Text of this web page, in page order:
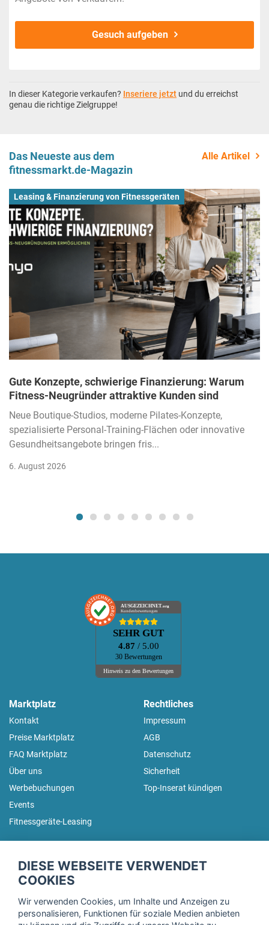
Gesuch aufgeben
In dieser Kategorie verkaufen? Inseriere jetzt und du erreichst
genau die richtige Zielgruppe!
Das Neueste aus dem
fitnessmarkt.de-Magazin
Alle Artikel
Leasing & Finanzierung von Fitnessgeräten
Gute Konzepte, schwierige Finanzierung: Warum
Fitness-Neugründer attraktive Kunden sind
Neue Boutique-Studios, moderne Pilates-Konzepte,
spezialisierte Personal-Training-Flächen oder innovative
Gesundheitsangebote bringen fris...
6. August 2026
AUSGEZEICHNET.org
Kundenbewertungen
SEHR GUT
4.87 / 5.00
30 Bewertungen
Hinweis zu den Bewertungen
Marktplatz
Kontakt
Preise Marktplatz
FAQ Marktplatz
Über uns
Werbebuchungen
Events
Fitnessgeräte-Leasing
Rechtliches
Impressum
AGB
Datenschutz
Sicherheit
Top-Inserat kündigen
Trage dich hier für unseren Newsletter ein und erhalte regelmäßig
DIESE WEBSEITE VERWENDET
COOKIES
Wir verwenden Cookies, um Inhalte und Anzeigen zu
personalisieren, Funktionen für soziale Medien anbieten